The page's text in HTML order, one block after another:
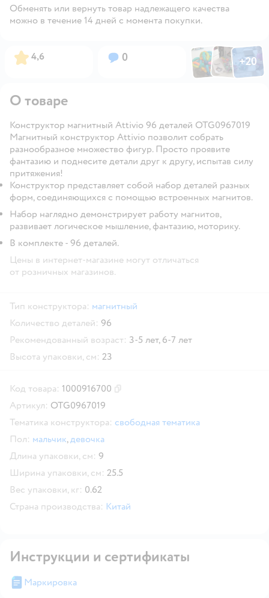
Обменять или вернуть товар надлежащего качества
можно в течение 14 дней с момента покупки.
Рейтинг:
4,6 Вопросов:
0 ФотоФотоФото
+20
Открыть
О товаре
Конструктор магнитный Attivio 96 деталей OTG0967019
Магнитный конструктор Attivio позволит собрать
разнообразное множество фигур. Просто проявите
фантазию и поднесите детали друг к другу, испытав силу
притяжения!
Конструктор представляет собой набор деталей разных
форм, соединяющихся с помощью встроенных магнитов.
Набор наглядно демонстрирует работу магнитов,
развивает логическое мышление, фантазию, моторику.
В комплекте - 96 деталей.
Цены в интернет-магазине могут отличаться
от розничных магазинов.
Тип конструктора: магнитный
Количество деталей: 96
Рекомендованный возраст: 3-5 лет, 6-7 лет
Высота упаковки, см: 23
Код товара: 1000916700
Артикул: OTG0967019
Тематика конструктора: свободная тематика
Пол: мальчик,девочка
Длина упаковки, см: 9
Ширина упаковки, см: 25.5
Вес упаковки, кг: 0.62
Страна производства: Китай
Инструкции и сертификаты
Маркировка